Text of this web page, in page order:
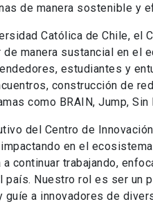
de manera sostenible y
Católica de Chile, el
manera sustancial en el
estudiantes y
construcción de
como BRAIN, Jump,
del Centro de
en el
continuar trabajando,
Nuestro rol es ser un
guíe a innovadores de